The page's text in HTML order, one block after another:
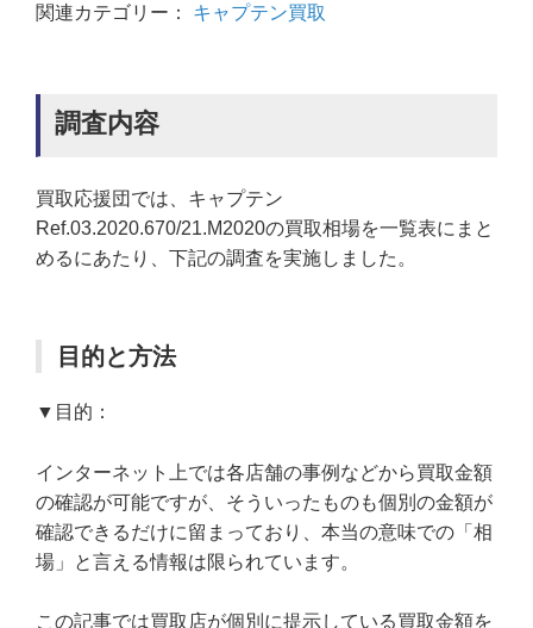
関連カテゴリー： キャプテン買取
調査内容
買取応援団では、キャプテン
Ref.03.2020.670/21.M2020の買取相場を一覧表にまと
めるにあたり、下記の調査を実施しました。
目的と方法
▼目的：
インターネット上では各店舗の事例などから買取金額
の確認が可能ですが、そういったものも個別の金額が
確認できるだけに留まっており、本当の意味での「相
場」と言える情報は限られています。
この記事では買取店が個別に提示している買取金額を